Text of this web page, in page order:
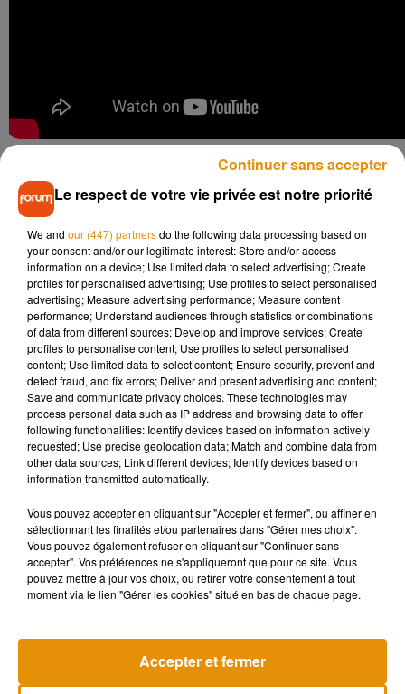
reprend les ingrédients qui ont fait
le succès de son prédécesseur,
50 nuances de Grey
. Sur ce
trailer inédit, on peut donc apercevoir le quotidien de Tessa
qui est promise à un avenir tracé, une vie bien rangée, une
brillante carrière et un mariage tranquille avec son fiancé de
toujours. Mais c'était sans compter sa rencontre avec Hardin,
à son arrivée à l'université, qui va bousculer cette existence
paisible. Provocateur, grossier, limite détestable, Hardin est
aux antipodes de Tessa. Et pourtant, l'alchimie opère entre
les deux personnages interprétés par Josephine Langford (la
sœur de Katherine, la star de13 Reasons Why) et Hero
Fiennes.
Si ce nouveau film vise davantage les teenagers, les plus
âgés pourront néanmoins prendre plaisir à revoir certains
acteurs des années 90. En effet, Selma Blair, de
que Peter Gallagher, deNewport Beach , incarne le père de
Hardin. La belle-mère du jeune homme sera quant à elle
interprétée par Jennifer Beals, deFlashdance. Après 4 à 5
ans de préparation du film et 1mn45 de bande-annonce pour
Le respect de votre vie privée est notre priorité
We and our (447) partnersdo the following data processing based on
your consent and/or our legitimate interest: Store and/or access
information on a device; Use limited data to select advertising; Create
profiles for personalised advertising; Use profiles to select personalised
advertising; Measure advertising performance; Measure content
performance; Understand audiences through statistics or combinations
of data from different sources; Develop and improve services; Create
profiles to personalise content; Use profiles to select personalised
content; Use limited data to select content; Ensure security, prevent and
detect fraud, and fix errors; Deliver and present advertising and content;
Save and communicate privacy choices. These technologies may
process personal data such as IP address and browsing data to offer
following functionalities: Identify devices based on information actively
requested; Use precise geolocation data; Match and combine data from
other data sources; Link different devices; Identify devices based on
information transmitted automatically.
Vous pouvez accepter en cliquant sur "Accepter et fermer", ou affiner en
sélectionnant les finalités et/ou partenaires dans "Gérer mes choix".
Vous pouvez également refuser en cliquant sur "Continuer sans
accepter". Vos préférences ne s'appliqueront que pour ce site. Vous
pouvez mettre à jour vos choix, ou retirer votre consentement à tout
moment via le lien "Gérer les cookies" situé en bas de chaque page.
Accepter et fermer
Continuer sans accepter